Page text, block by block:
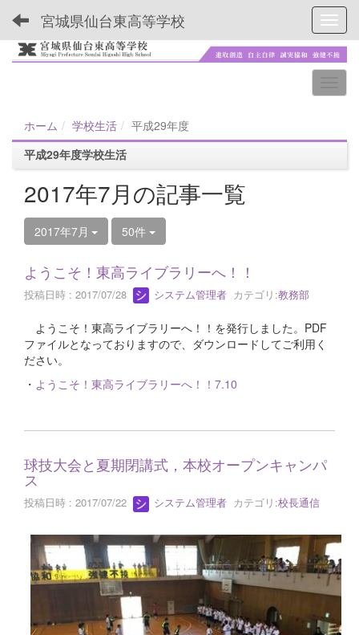
宮城県仙台東高等学校
ホーム 学校生活
平成29年度
平成29年度学校生活
2017年7月の記事一覧
2017年7月 50件
ようこそ！東高ライブラリーへ！！
投稿日時 : 2017/07/28 システム管理者 カテゴリ:教務部
ようこそ！東高ライブラリーへ！！を発行しました。PDF
ファイルとなっておりますので、ダウンロードしてご利用く
ださい。
・ ようこそ！東高ライブラリーへ！！7.10
球技大会と夏期閉講式，本校オープンキャンパ
ス
投稿日時 : 2017/07/22 システム管理者 カテゴリ:校長通信